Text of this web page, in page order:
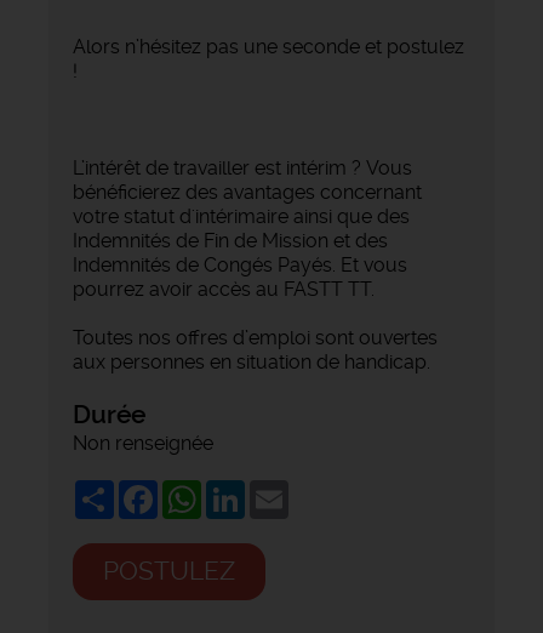
Alors n’hésitez pas une seconde et postulez
!
L’intérêt de travailler est intérim ? Vous
bénéficierez des avantages concernant
votre statut d'intérimaire ainsi que des
Indemnités de Fin de Mission et des
Indemnités de Congés Payés. Et vous
pourrez avoir accès au FASTT TT.
Toutes nos offres d’emploi sont ouvertes
aux personnes en situation de handicap.
Durée
Non renseignée
ShareFacebookWhatsApp
LinkedIn
POSTULEZ